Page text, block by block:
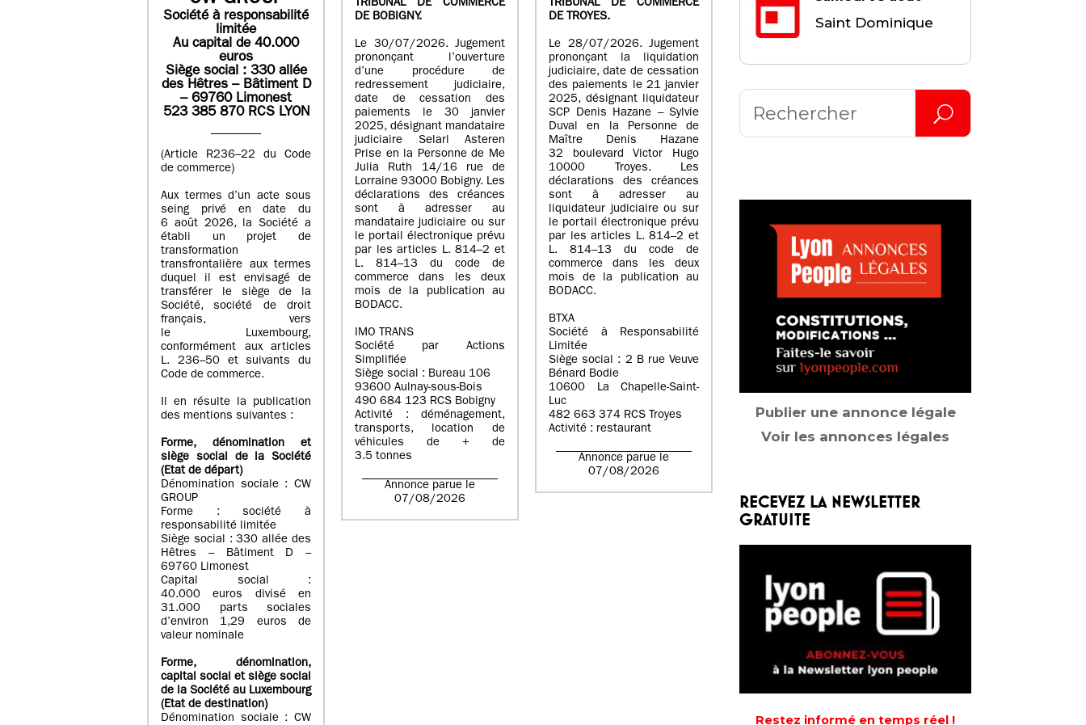
Société à responsabilité
limitée
Au capital de 40.000
euros
Siège social : 330 allée
des Hêtres – Bâtiment D
– 69760 Limonest
523 385 870 RCS LYON
(Article R236–22 du Code
de commerce)
Aux termes d’un acte sous
seing privé en date du
6 août 2026, la Société a
établi un projet de
transformation
transfrontalière aux termes
duquel il est envisagé de
transférer le siège de la
Société, société de droit
français, vers
le Luxembourg,
conformément aux articles
L. 236–50 et suivants du
Code de commerce.
Il en résulte la publication
des mentions suivantes :
Forme, dénomination et
siège social de la Société
(Etatde départ)
Dénomination sociale : CW
GROUP
Forme : société à
responsabilité limitée
Siège social : 330 allée des
Hêtres – Bâtiment D –
69760 Limonest
Capital social :
40.000 euros divisé en
31.000 parts sociales
d’environ 1,29 euros de
valeur nominale
Forme, dénomination,
capital social et siège social
de la Société au Luxembourg
(Etat de destination)
Dénomination sociale : CW
TRIBUNAL DE COMMERCE
DE BOBIGNY.
Le 30/07/2026. Jugement
prononçant l’ouverture
d’une procédure de
redressement judiciaire,
date de cessation des
paiements le 30 janvier
2025, désignant mandataire
judiciaire Selarl Asteren
Prise en la Personne de Me
Julia Ruth 14/16 rue de
Lorraine 93000 Bobigny. Les
déclarations des créances
sont à adresser au
mandataire judiciaire ou sur
le portail électronique prévu
par les articles L. 814–2 et
L. 814–13 du code de
commerce dans les deux
mois de la publication au
BODACC.
IMO TRANS
Société par Actions
Simplifiée
Siège social : Bureau 106
93600 Aulnay-sous-Bois
490 684 123 RCS Bobigny
Activité : déménagement,
transports, location de
véhicules de + de
3.5 tonnes
Annonce parue le
07/08/2026
TRIBUNAL DE COMMERCE
DE TROYES.
Le 28/07/2026. Jugement
prononçant la liquidation
judiciaire, date de cessation
des paiements le 21 janvier
2025, désignant liquidateur
SCP Denis Hazane – Sylvie
Duval en la Personne de
Maître Denis Hazane
32 boulevard Victor Hugo
10000 Troyes. Les
déclarations des créances
sont à adresser au
liquidateur judiciaire ou sur
le portail électronique prévu
par les articles L. 814–2 et
L. 814–13 du code de
commerce dans les deux
mois de la publication au
BODACC.
BTXA
Société à Responsabilité
Limitée
Siège social : 2 B rue Veuve
Bénard Bodie
10600 La Chapelle-Saint-
Luc
482 663 374 RCS Troyes
Activité : restaurant
Annonce parue le
07/08/2026
Saint Dominique
Publier une annonce légale
Voir les annonces légales
RECEVEZ LA NEWSLETTER
GRATUITE
Restez informé en temps réel !